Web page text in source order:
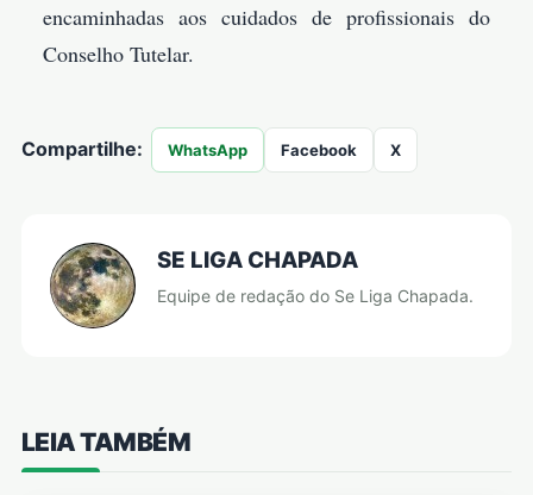
encaminhadas aos cuidados de profissionais do
Conselho Tutelar.
Compartilhe: WhatsApp Facebook X
SE LIGA CHAPADA
Equipe de redação do Se Liga Chapada.
LEIA TAMBÉM